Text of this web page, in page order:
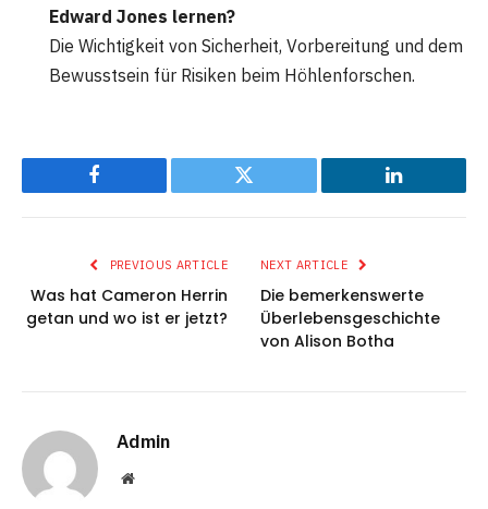
Edward Jones lernen?
Die Wichtigkeit von Sicherheit, Vorbereitung und dem
Bewusstsein für Risiken beim Höhlenforschen.
Facebook Twitter LinkedIn
PREVIOUS ARTICLE
Was hat Cameron Herrin
getan und wo ist er jetzt?
NEXT ARTICLE
Die bemerkenswerte
Überlebensgeschichte
von Alison Botha
Admin
Website